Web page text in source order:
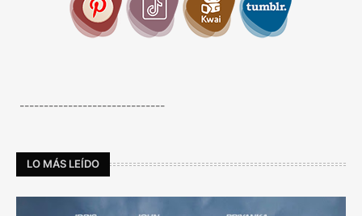
------------------------------
LO MÁS LEÍDO